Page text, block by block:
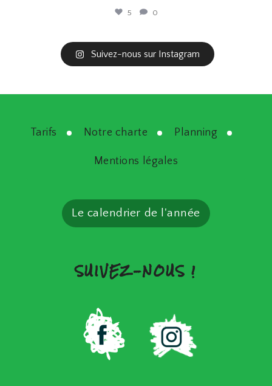
5 0
Suivez-nous sur Instagram
Tarifs Notre charte Planning
Mentions légales
Le calendrier de l'année
SUIVEZ-NOUS !